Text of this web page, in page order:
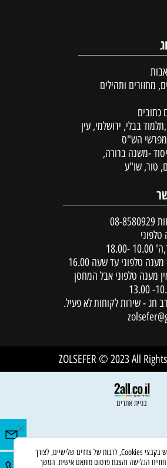
מחזורים ותהילים
כתובים
בבלי, ירושלמי, עין
הש"ס
-משנה ברורה,
טור, שו"ע
08-8580929
טלפוני עד שעה 16.00
מענה טלפוני אבל המחסן
חג - שירות לקוחות לא פעיל.
ZOLSEFER © 2023 All
בניית אתרים
לידיעתך, באתרנו נעשה שימוש בקבצי Cookies, לרבות של צדדים שלישיים, לצורך
הגלישה והצגת פרסום מותאם אישית. המשך